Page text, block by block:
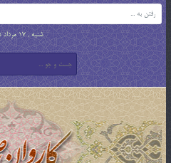
شنبه , 17 مرداد 1405